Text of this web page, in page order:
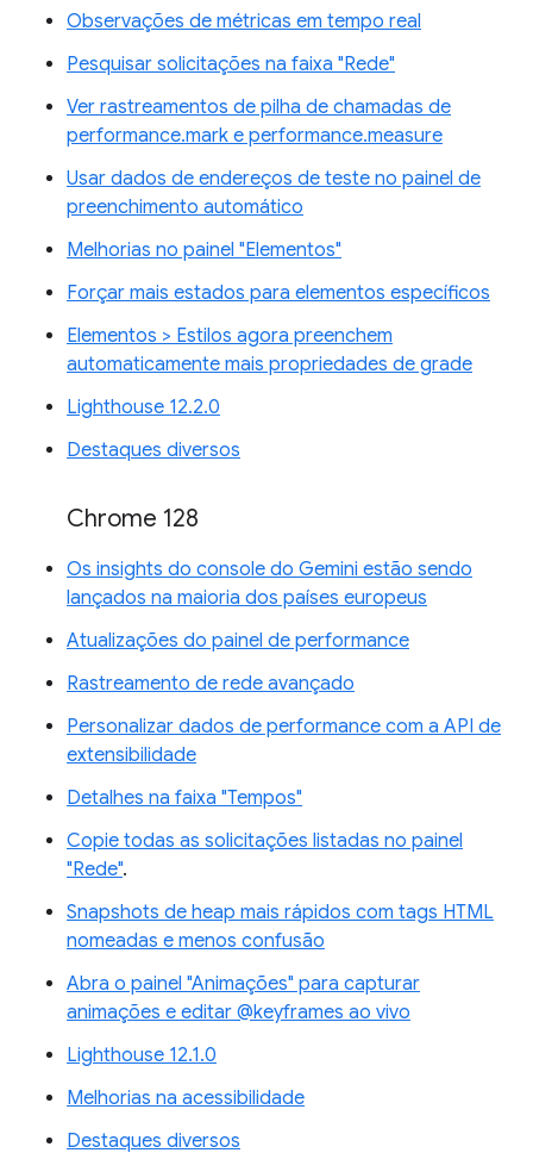
Observações de métricas em tempo real
Pesquisar solicitações na faixa "Rede"
Ver rastreamentos de pilha de chamadas de
performance.mark e performance.measure
Usar dados de endereços de teste no painel de
preenchimento automático
Melhorias no painel "Elementos"
Forçar mais estados para elementos específicos
Elementos > Estilos agora preenchem
automaticamente mais propriedades de grade
Lighthouse 12.2.0
Destaques diversos
Chrome 128
Os insights do console do Gemini estão sendo
lançados na maioria dos países europeus
Atualizações do painel de performance
Rastreamento de rede avançado
Personalizar dados de performance com a API de
extensibilidade
Detalhes na faixa "Tempos"
Copie todas as solicitações listadas no painel
"Rede".
Snapshots de heap mais rápidos com tags HTML
nomeadas e menos confusão
Abra o painel "Animações" para capturar
animações e editar @keyframes ao vivo
Lighthouse 12.1.0
Melhorias na acessibilidade
Destaques diversos